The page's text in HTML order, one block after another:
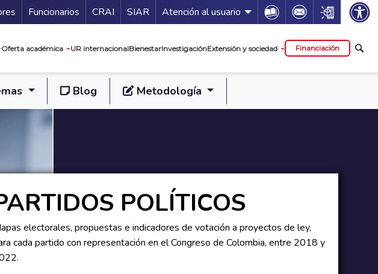
Funcionarios Guía de servicios
CRAI SIAR Atención al usuario Icon Icon Icon
Oferta académica UR internacionalBienestarInvestigaciónExtensión y sociedad Financiación
Blog Metodología
POLÍTICOS
electorales, propuestas e indicadores de votación a proyectos de ley,
cada partido con representación en el Congreso de Colombia, entre 2018 y